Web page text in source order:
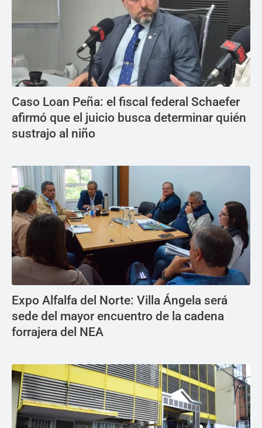
Caso Loan Peña: el fiscal federal Schaefer
afirmó que el juicio busca determinar quién
sustrajo al niño
Expo Alfalfa del Norte: Villa Ángela será
sede del mayor encuentro de la cadena
forrajera del NEA